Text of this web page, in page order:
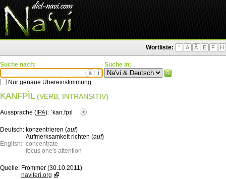
Wortliste: ' A Ä E F H
Suche nach:
ä ì
Nur genaue Übereinstimmung
Suche in:
KANFPÌL (VERB, INTRANSITIV)
Aussprache ( IPA): ˈkan.fpɪl
Deutsch: konzentrieren (auf)
Aufmerksamkeit richten (auf)
English: concentrate
focus one's attention
Quelle: Frommer (30.10.2011)
naviteri.org